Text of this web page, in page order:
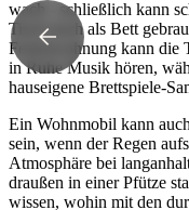
wach - schließlich kann
Tisch noch als Bett
Ferienwohnung kann die
in Ruhe Musik hören,
hauseigene Brettspiele-
Ein Wohnmobil kann
sein, wenn der Regen
Atmosphäre bei
draußen in einer Pfütze
wissen, wohin mit den